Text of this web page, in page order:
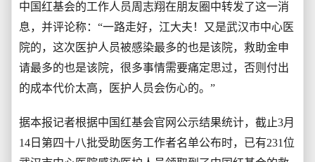
中国红基会的工作人员周志翔在朋友圈中转发了这一消
息，并评论称：“一路走好，江大夫！又是武汉市中心医
院的，这次医护人员被感染最多的也是该院，救助金申
请最多的也是该院，很多事情需要痛定思过，否则付出
的成本代价太高，医护人员会伤心的。”
据本报记者根据中国红基会官网公示结果统计，截止3月
14日第四十八批受助医务工作者名单公布时，已有231位